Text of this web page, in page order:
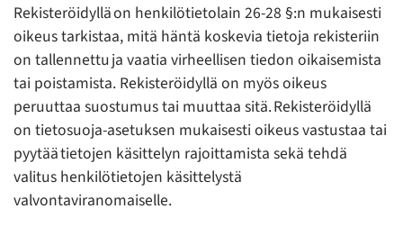
Rekisteröidyllä on henkilötietolain 26-28 §:n mukaisesti
oikeus tarkistaa, mitä häntä koskevia tietoja rekisteriin
on tallennettu ja vaatia virheellisen tiedon oikaisemista
tai poistamista. Rekisteröidyllä on myös oikeus
peruuttaa suostumus tai muuttaa sitä. Rekisteröidyllä
on tietosuoja-asetuksen mukaisesti oikeus vastustaa tai
pyytää tietojen käsittelyn rajoittamista sekä tehdä
valitus henkilötietojen käsittelystä
valvontaviranomaiselle.